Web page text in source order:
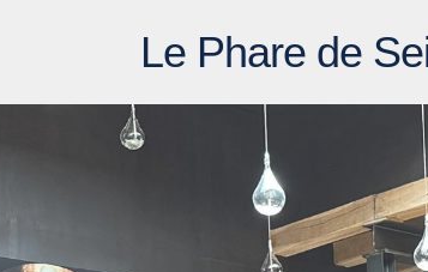
Le Phare de